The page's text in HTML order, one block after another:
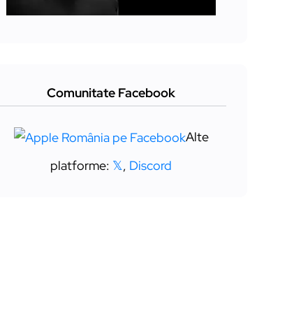
Comunitate Facebook
Alte
platforme: 𝕏, Discord